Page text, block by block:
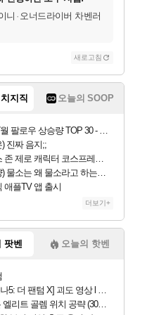
니 · 오너드라이버 차벤러
새로고침
지직 오늘의 SOOP
로우 상승량 TOP 30 - 월간 치지직
진짜 음지;;
제로 캐릭터 코스프레한 꽁주
왜 물소라고 하는거야? 아! 그만 ㅋㅋ 알았어 ㅋㅋ
애플TV 앱 출시
더보기+
팟벤 오늘의 핫벤
팬텀 X] 괴도 영상 l 타카마키 안·댄싱 스타
리트 골렘 위치 공략 (30개) - 방랑 결투가